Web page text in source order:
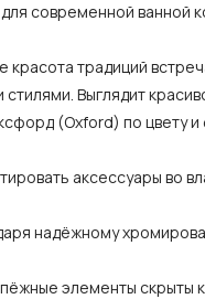
современной ванной
традиций
Выглядит
(Oxford) по цвету
аксессуары во
надёжному
элементы скрыты